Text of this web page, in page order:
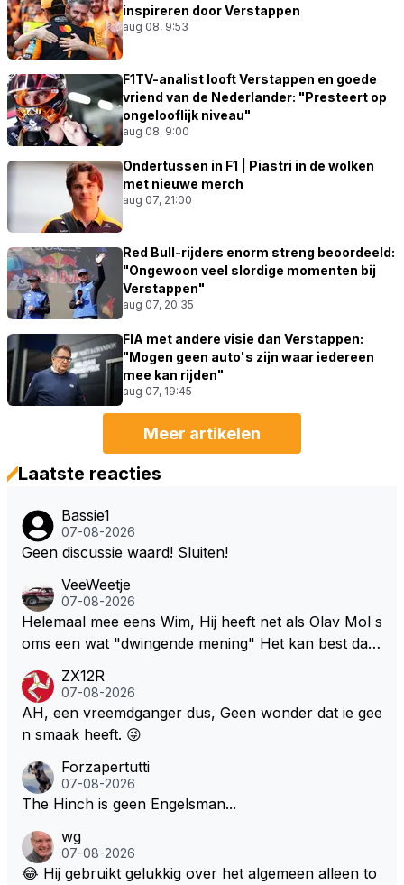
inspireren door Verstappen
aug 08, 9:53
F1TV-analist looft Verstappen en goede
vriend van de Nederlander: "Presteert op
ongelooflijk niveau"
aug 08, 9:00
Ondertussen in F1 | Piastri in de wolken
met nieuwe merch
aug 07, 21:00
Red Bull-rijders enorm streng beoordeeld:
"Ongewoon veel slordige momenten bij
Verstappen"
aug 07, 20:35
FIA met andere visie dan Verstappen:
"Mogen geen auto's zijn waar iedereen
mee kan rijden"
aug 07, 19:45
Meer artikelen
Laatste reacties
Bassie1
07-08-2026
Geen discussie waard! Sluiten!
VeeWeetje
07-08-2026
Helemaal mee eens Wim, Hij heeft net als Olav Mol s
oms een wat "dwingende mening" Het kan best dat
l bij Windsor op te roepen. Maar in een tijd zonder r
aces zijn dit leuke berichtjes
ZX12R
07-08-2026
AH, een vreemdganger dus, Geen wonder dat ie gee
n smaak heeft. 😜
Forzapertutti
07-08-2026
The Hinch is geen Engelsman...
wg
07-08-2026
😂 Hij gebruikt gelukkig over het algemeen alleen to